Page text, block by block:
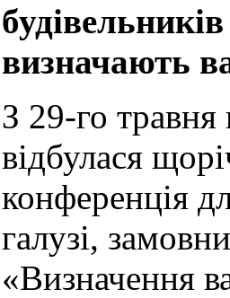
визначають
З 29-го
відбулася
конференція
галузі,
«Визначення